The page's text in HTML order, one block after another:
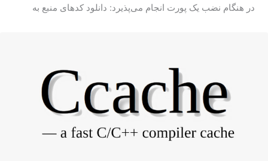
در هنگام نضب یک پورت انجام می‌پذیرد: دانلود کد‌های منبع به